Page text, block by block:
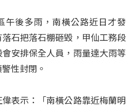
午後多雨，南橫公路近日才發
石把落石棚砸毀，甲仙工務段
安排保全人員，雨量達大雨等
性封閉。
表示：「南橫公路靠近梅蘭明